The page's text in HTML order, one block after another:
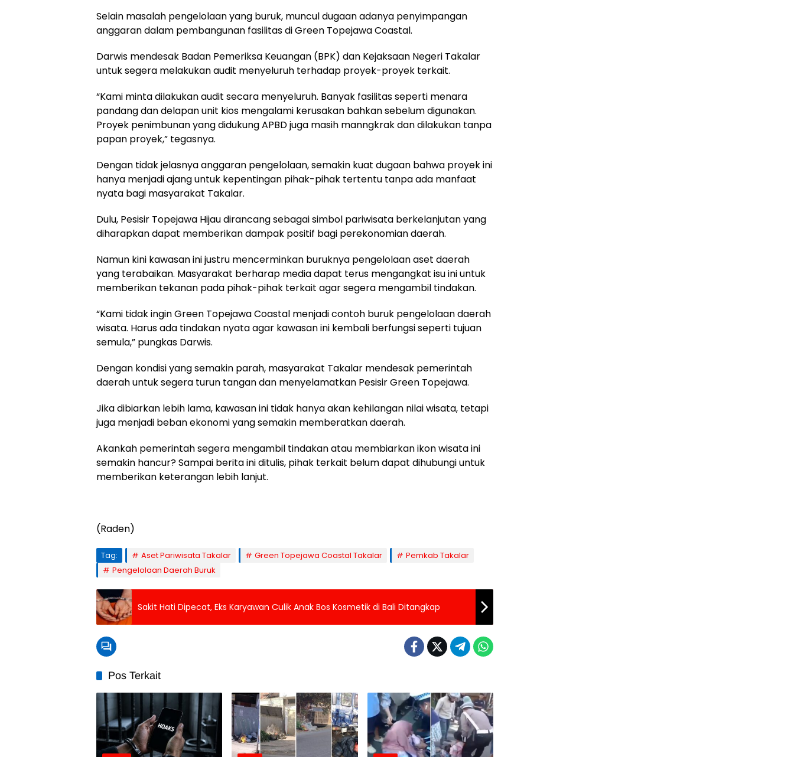
Selain masalah pengelolaan yang buruk, muncul dugaan adanya penyimpangan
anggaran dalam pembangunan fasilitas di Green Topejawa Coastal.
Darwis mendesak Badan Pemeriksa Keuangan (BPK) dan Kejaksaan Negeri Takalar
untuk segera melakukan audit menyeluruh terhadap proyek-proyek terkait.
“Kami minta dilakukan audit secara menyeluruh. Banyak fasilitas seperti menara
pandang dan delapan unit kios mengalami kerusakan bahkan sebelum digunakan.
Proyek penimbunan yang didukung APBD juga masih manngkrak dan dilakukan tanpa
papan proyek,” tegasnya.
Dengan tidak jelasnya anggaran pengelolaan, semakin kuat dugaan bahwa proyek ini
hanya menjadi ajang untuk kepentingan pihak-pihak tertentu tanpa ada manfaat
nyata bagi masyarakat Takalar.
Dulu, Pesisir Topejawa Hijau dirancang sebagai simbol pariwisata berkelanjutan yang
diharapkan dapat memberikan dampak positif bagi perekonomian daerah.
Namun kini kawasan ini justru mencerminkan buruknya pengelolaan aset daerah
yang terabaikan. Masyarakat berharap media dapat terus mengangkat isu ini untuk
memberikan tekanan pada pihak-pihak terkait agar segera mengambil tindakan.
“Kami tidak ingin Green Topejawa Coastal menjadi contoh buruk pengelolaan daerah
wisata. Harus ada tindakan nyata agar kawasan ini kembali berfungsi seperti tujuan
semula,” pungkas Darwis.
Dengan kondisi yang semakin parah, masyarakat Takalar mendesak pemerintah
daerah untuk segera turun tangan dan menyelamatkan Pesisir Green Topejawa.
Jika dibiarkan lebih lama, kawasan ini tidak hanya akan kehilangan nilai wisata, tetapi
juga menjadi beban ekonomi yang semakin memberatkan daerah.
Akankah pemerintah segera mengambil tindakan atau membiarkan ikon wisata ini
semakin hancur? Sampai berita ini ditulis, pihak terkait belum dapat dihubungi untuk
memberikan keterangan lebih lanjut.
(Raden)
Tag: Aset Pariwisata Takalar Green Topejawa Coastal Takalar
Pemkab Takalar
Pengelolaan Daerah Buruk
Sakit Hati Dipecat, Eks Karyawan Culik Anak Bos Kosmetik di Bali Ditangkap
Pos Terkait